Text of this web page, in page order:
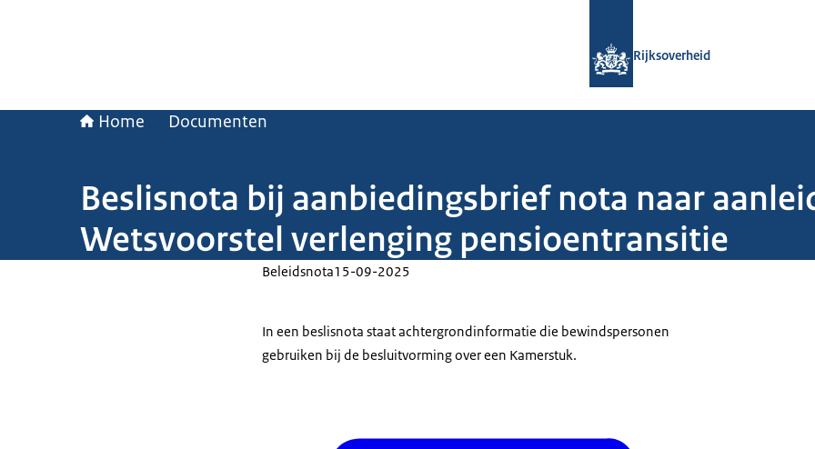
Rijksoverheid
Home Documenten
Beslisnota bij aanbiedingsbrief nota naar
Wetsvoorstel verlenging pensioentransitie
Beleidsnota15-09-2025
In een beslisnota staat achtergrondinformatie die bewindspersonen
gebruiken bij de besluitvorming over een Kamerstuk.